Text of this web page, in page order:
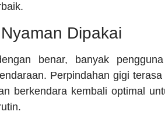
Dipakai
benar, banyak
Perpindahan gigi
berkendara kembali optimal